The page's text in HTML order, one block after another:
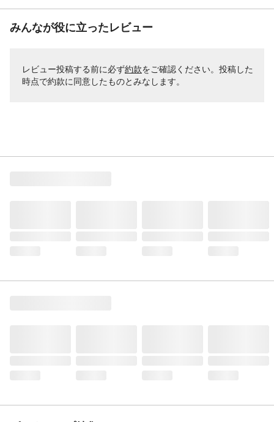
みんなが役に立ったレビュー
レビュー投稿する前に必ず約款をご確認ください。投稿した
時点で約款に同意したものとみなします。